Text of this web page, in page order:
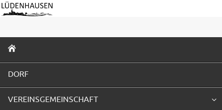
Zum
Inhalt
INHALT
SPRINGEN
DORF
VEREINSGEMEINSCHAFT